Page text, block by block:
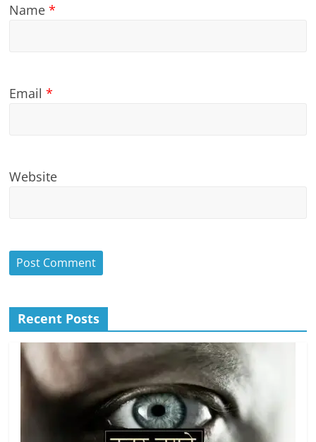
Name*
Email*
Website
Recent Posts